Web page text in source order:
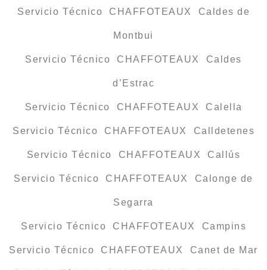
Servicio Técnico CHAFFOTEAUX Caldes de
Montbui
Servicio Técnico CHAFFOTEAUX Caldes
d’Estrac
Servicio Técnico CHAFFOTEAUX Calella
Servicio Técnico CHAFFOTEAUX Calldetenes
Servicio Técnico CHAFFOTEAUX Callús
Servicio Técnico CHAFFOTEAUX Calonge de
Segarra
Servicio Técnico CHAFFOTEAUX Campins
Servicio Técnico CHAFFOTEAUX Canet de Mar